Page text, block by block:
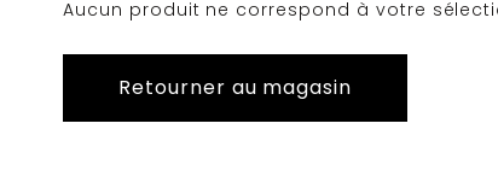
Aucun produit ne correspond à votre
Retourner au magasin